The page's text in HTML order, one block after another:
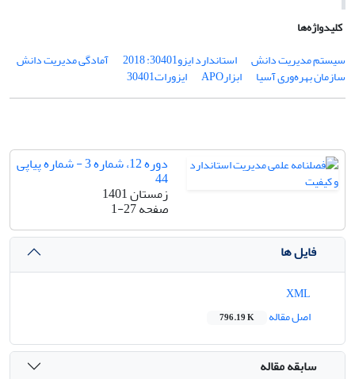
کلیدواژه‌ها
سیستم مدیریت دانش
استاندارد ایزو30401: 2018 آمادگی مدیریت دانش
سازمان بهره‌وری آسیا ابزارAPO ایزورات30401
دوره 12، شماره 3 - شماره پیاپی
44
زمستان 1401
صفحه1-27
فایل ها
اصل مقاله
796.19 K
سابقه مقاله